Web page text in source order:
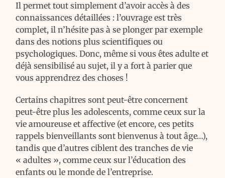
Il permet tout simplement d’avoir accès à des
connaissances détaillées : l’ouvrage est très
complet, il n’hésite pas à se plonger par exemple
dans des notions plus scientifiques ou
psychologiques. Donc, même si vous êtes adulte et
déjà sensibilisé au sujet, il y a fort à parier que
vous apprendrez des choses !
Certains chapitres sont peut-être concernent
peut-être plus les adolescents, comme ceux sur la
vie amoureuse et affective (et encore, ces petits
rappels bienveillants sont bienvenus à tout âge…),
tandis que d’autres ciblent des tranches de vie
« adultes », comme ceux sur l’éducation des
enfants ou le monde de l’entreprise.